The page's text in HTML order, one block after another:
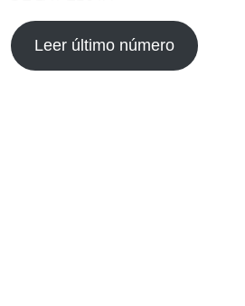
Leer último número